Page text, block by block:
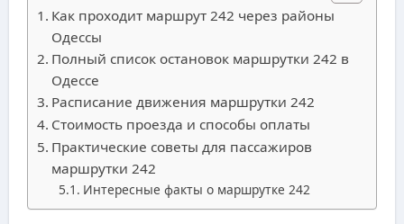
Как проходит маршрут 242 через районы
Одессы
Полный список остановок маршрутки 242 в
Одессе
Расписание движения маршрутки 242
Стоимость проезда и способы оплаты
Практические советы для пассажиров
маршрутки 242
Интересные факты о маршрутке 242